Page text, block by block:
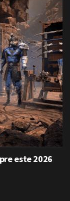
este 2026